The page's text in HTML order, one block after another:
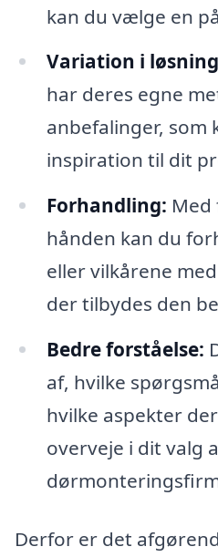
kan du vælge en
Variation i
har deres egne
anbefalinger, som
inspiration til dit
Forhandling:
hånden kan du
eller vilkårene
der tilbydes den
Bedre forståelse:
af, hvilke
hvilke aspekter
overveje i dit valg
Derfor er det